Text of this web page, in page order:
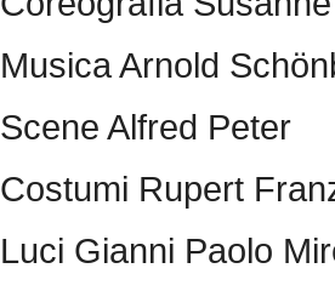
Musica Arnold
Scene Alfred Peter
Costumi Rupert
Luci Gianni Paolo